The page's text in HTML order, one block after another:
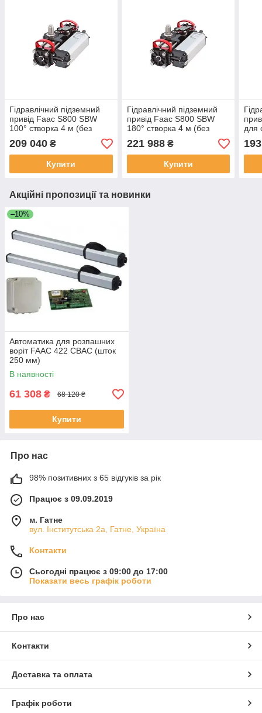
Гідравлічний підземний
привід Faac S800 SBW
100° створка 4 м (без
гідравлічних замків)
209 040 ₴
Купити
Гідравлічний підземний
привід Faac S800 SBW
180° створка 4 м (без
гідравлічних замків)
221 988₴
Купити
для
Акційні пропозиції та новинки
–10%
Автоматика для розпашних
воріт FAAC 422 CBAC (шток
250 мм)
В наявності
61 308 ₴ 68 120 ₴
Купити
Про нас
98% позитивних з 65 відгуків за рік
Працює з 09.09.2019
м. Гатне
вул. Інститутська 2а, Гатне, Україна
Контакти
Сьогодні працює з 09:00 до 17:00
Показати весь графік роботи
Про нас
Контакти
Доставка та оплата
Графік роботи